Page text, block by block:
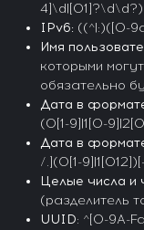
4]\d|[01]?\d\d?)
IPv6: ((^|:)([0-
Имя
которыми
обязательно
Дата в
(0[1-9]|1[0-
Дата в
/.](0[1-
Целые числа и
(разделитель
UUID: ^[0-9A-